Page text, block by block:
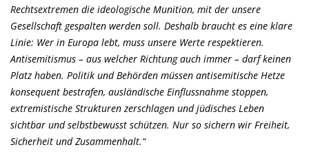
Rechtsextremen die ideologische Munition, mit der unsere
Gesellschaft gespalten werden soll. Deshalb braucht es eine klare
Linie: Wer in Europa lebt, muss unsere Werte respektieren.
Antisemitismus – aus welcher Richtung auch immer – darf keinen
Platz haben. Politik und Behörden müssen antisemitische Hetze
konsequent bestrafen, ausländische Einflussnahme stoppen,
extremistische Strukturen zerschlagen und jüdisches Leben
sichtbar und selbstbewusst schützen. Nur so sichern wir Freiheit,
Sicherheit und Zusammenhalt.“